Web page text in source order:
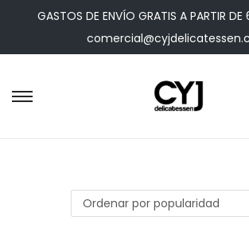
GASTOS DE ENVÍO GRATIS A PARTIR